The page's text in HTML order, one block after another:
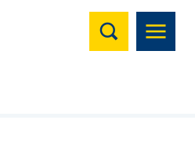
Suchen